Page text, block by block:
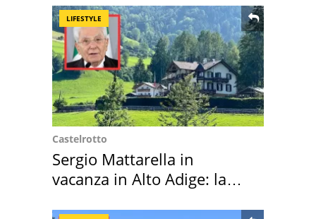
LIFESTYLE
Castelrotto
Sergio Mattarella in
vacanza in Alto Adige: la